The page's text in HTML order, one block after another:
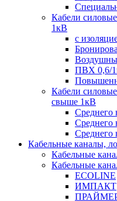
Кабели
1кВ
c
ПВХ 0,6/
Кабели
свыше 1кВ
Среднего
Среднего
Среднего
Кабельные каналы,
Кабельные
Кабельные
ECOLINE
ИМПАКТ